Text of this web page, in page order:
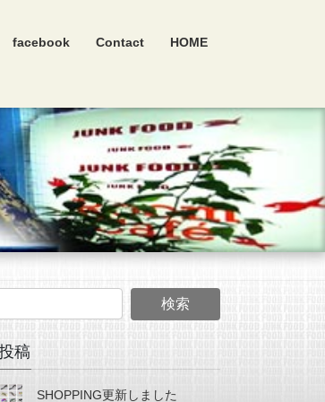
facebook Contact HOME
稿
SHOPPING更新しました